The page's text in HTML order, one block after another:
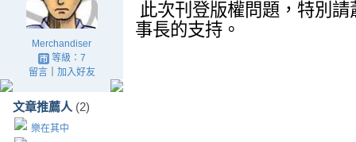
Merchandiser
等級：7
留言｜ 加入好友
文章推薦人 (2)
樂在其中
此次刊登版權問題，特別
事長的支持。